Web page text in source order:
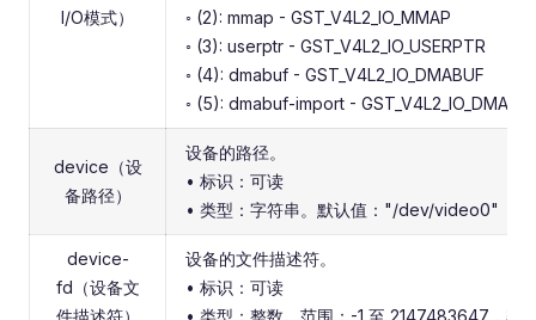
I/O模式）
◦ (2): mmap - GST_V4L2_IO_MMAP
◦ (3): userptr - GST_V4L2_IO_USERPTR
◦ (4): dmabuf - GST_V4L2_IO_DMABUF
◦ (5): dmabuf-import -
device（设
备路径）
设备的路径。
• 标识：可读
• 类型：字符串。默认值："/dev/video0"
device-
fd（设备文
件描述符）
设备的文件描述符。
• 标识：可读
• 类型：整数。范围：-1 至 2147483647，默